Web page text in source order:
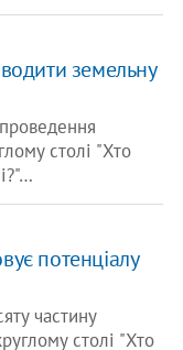
земельну
столі "Хто
потенціалу
частину
столі "Хто